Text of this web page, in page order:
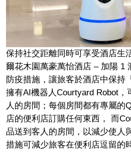
保持社交距離同時可享受酒店生
爾花木園萬豪萬怡酒店 – 加陽 1
防疫措施，讓旅客於酒店中保持
擁有AI機器人Courtyard Robot，
人的房間；每個房間都有專屬的
店的便利店訂購任何東西， 而
品送到客人的房間，以減少使人
措施可減少旅客在便利店逗留的